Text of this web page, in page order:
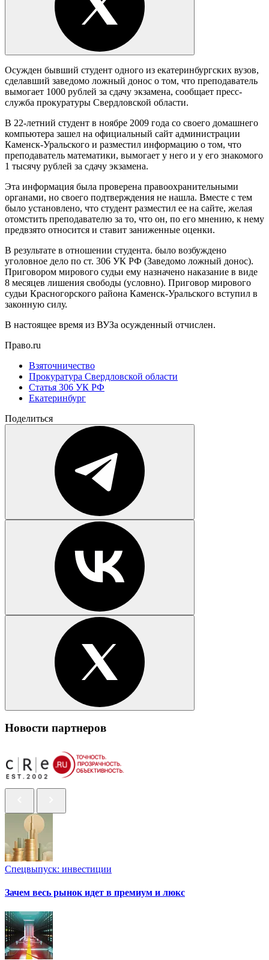
Осужден бывший студент одного из екатеринбургских вузов,
сделавший заведомо ложный донос о том, что преподаватель
вымогает 1000 рублей за сдачу экзамена, сообщает пресс-
служба прокуратуры Свердловской области.
В 22-летний студент в ноябре 2009 года со своего домашнего
компьютера зашел на официальный сайт администрации
Каменск-Уральского и разместил информацию о том, что
преподаватель математики, вымогает у него и у его знакомого
1 тысячу рублей за сдачу экзамена.
Эта информация была проверена правоохранительными
органами, но своего подтверждения не нашла. Вместе с тем
было установлено, что студент разместил ее на сайте, желая
отомстить преподавателю за то, что он, по его мнению, к нему
предвзято относится и ставит заниженные оценки.
В результате в отношении студента. было возбуждено
уголовное дело по ст. 306 УК РФ (Заведомо ложный донос).
Приговором мирового судьи ему назначено наказание в виде
8 месяцев лишения свободы (условно). Приговор мирового
судьи Красногорского района Каменск-Уральского вступил в
законную силу.
В настоящее время из ВУЗа осужденный отчислен.
Право.ru
Взяточничество
Прокуратура Свердловской области
Статья 306 УК РФ
Екатеринбург
Поделиться
Новости партнеров
Спецвыпуск: инвестиции
Зачем весь рынок идет в премиум и люкс